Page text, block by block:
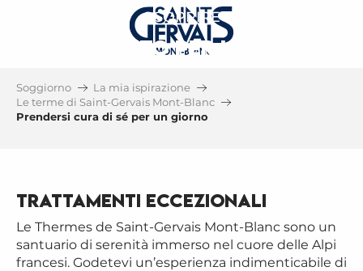
SCOPRIRE
L'ISTITUTO PER LE CURE
TRATTAMENTI VISO, MASSAGGI,
TRATTAMENTI CORPO...
Soggiorno
La mia ispirazione
Le terme di Saint-Gervais Mont-Blanc
Prendersi cura di sé per un giorno
Trattamenti eccezionali
Le Thermes de Saint-Gervais Mont-Blanc sono un
santuario di serenità immerso nel cuore delle Alpi
francesi. Godetevi un’esperienza indimenticabile di